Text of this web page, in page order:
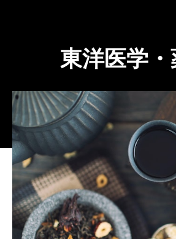
東洋医学